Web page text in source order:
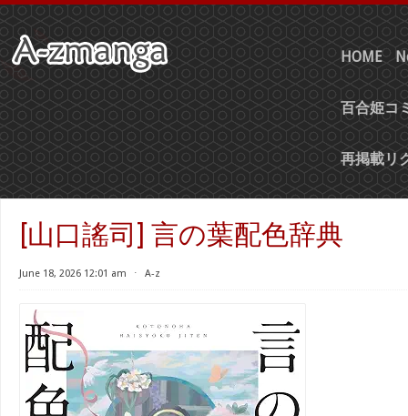
HOME
百合姫コ
再掲載リ
[山口謠司] 言の葉配色辞典
June 18, 2026 12:01 am ⋅ A-z